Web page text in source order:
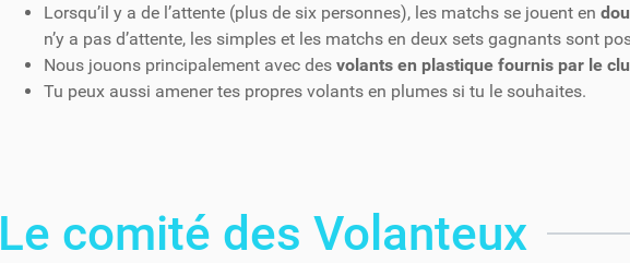
Lorsqu’il y a de l’attente (plus de six personnes), les matchs se jouent en
n’y a pas d’attente, les simples et les matchs en deux sets gagnants sont
Nous jouons principalement avec des volants en plastique fournis par le
Tu peux aussi amener tes propres volants en plumes si tu le souhaites.
Le comité des Volanteux